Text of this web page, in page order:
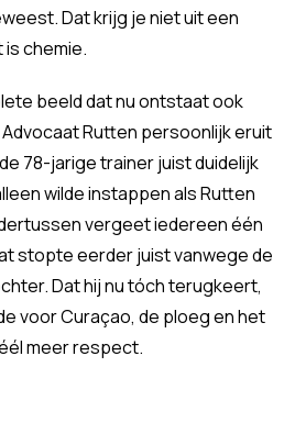
Dat krijg je niet uit een
chemie.
beeld dat nu ontstaat ook
Rutten persoonlijk eruit
78-jarige trainer juist duidelijk
wilde instappen als Rutten
vergeet iedereen één
stopte eerder juist vanwege de
Dat hij nu tóch terugkeert,
voor Curaçao, de ploeg en het
meer respect.